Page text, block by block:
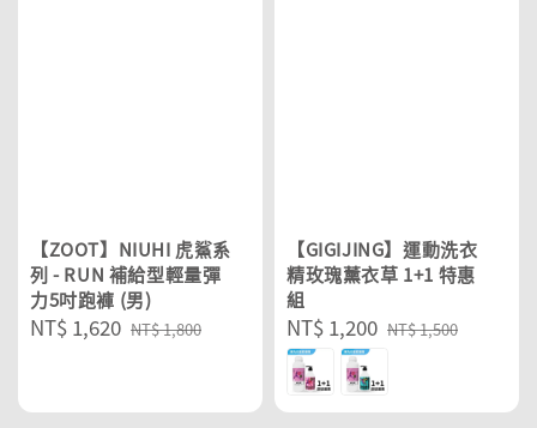
【ZOOT】NIUHI 虎鯊系
列 - RUN 補給型輕量彈
力5吋跑褲 (男)
Sale
NT$ 1,620 Regular
NT$ 1,800
【GIGIJING】運動洗衣
精玫瑰薰衣草 1+1 特惠
組
Sale
price
NT$ 1,200 Regular
NT$ 1,500